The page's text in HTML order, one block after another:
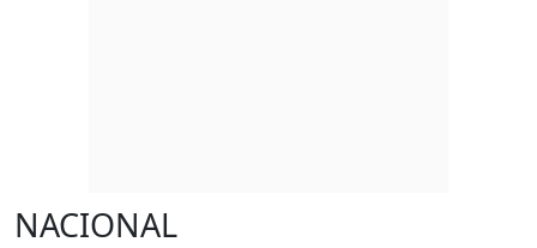
NACIONAL